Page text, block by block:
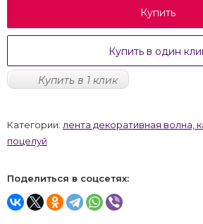
Купить
Купить в один
Купить в 1 клик
Категории: лента декоративная волна,
поцелуй
Поделиться в соцсетях: